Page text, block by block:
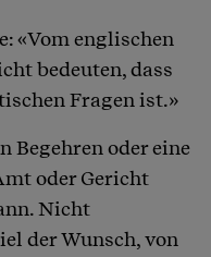
«Vom englischen
bedeuten, dass
Fragen ist.»
Begehren oder eine
oder Gericht
Nicht
der Wunsch, von